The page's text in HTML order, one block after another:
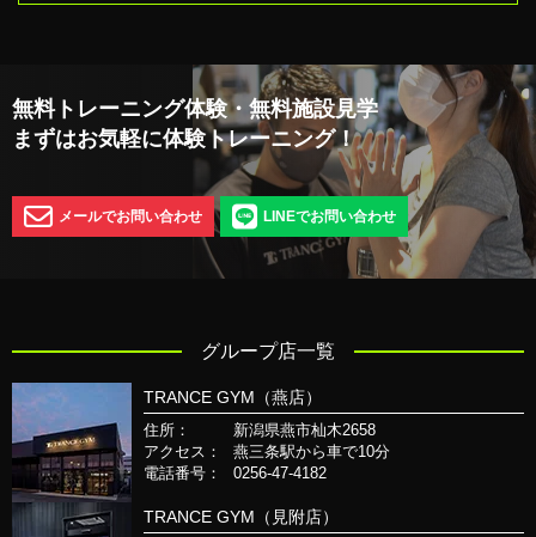
無料トレーニング体験・無料施設見学
まずはお気軽に体験トレーニング！
メールでお問い合わせ LINEでお問い合わせ
グループ店一覧
TRANCE GYM（燕店）
住所：
新潟県燕市杣木2658
アクセス：
燕三条駅から車で10分
電話番号：
0256-47-4182
TRANCE GYM（見附店）